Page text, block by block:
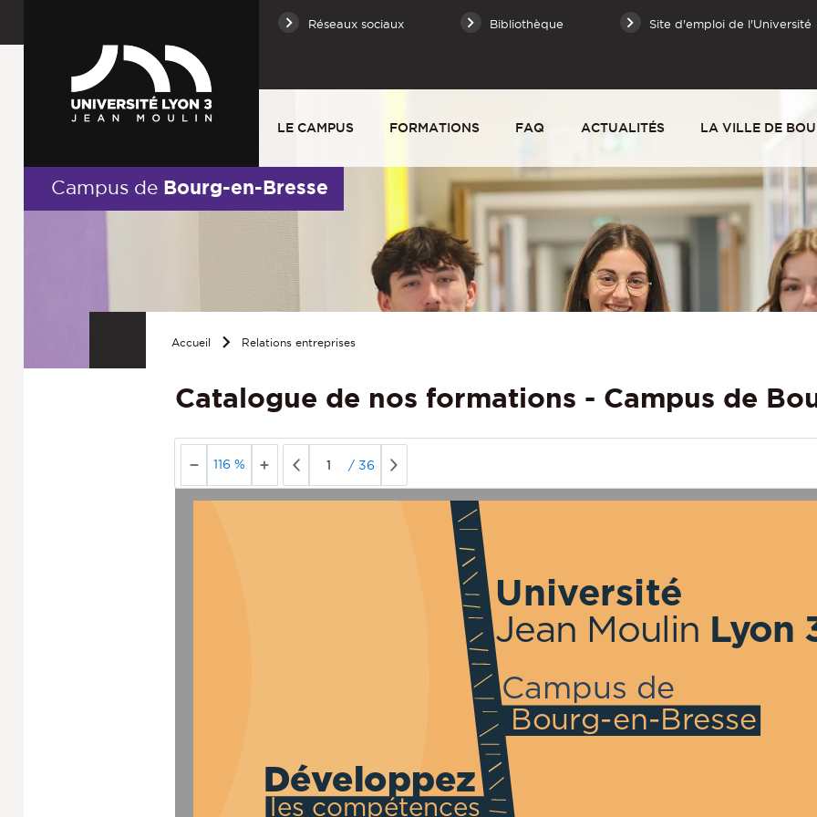
Réseaux sociaux Bibliothèque Site d'emploi de l'Université
LE CAMPUS FORMATIONS FAQ ACTUALITÉS LA VILLE DE
Campus de Bourg-en-Bresse
Accueil Relations entreprises
Catalogue de nos formations - Campus de
116 % / 36
Université
Jean Moulin Lyon
Campus de
Bourg-en-Bresse
Développez
les compétences